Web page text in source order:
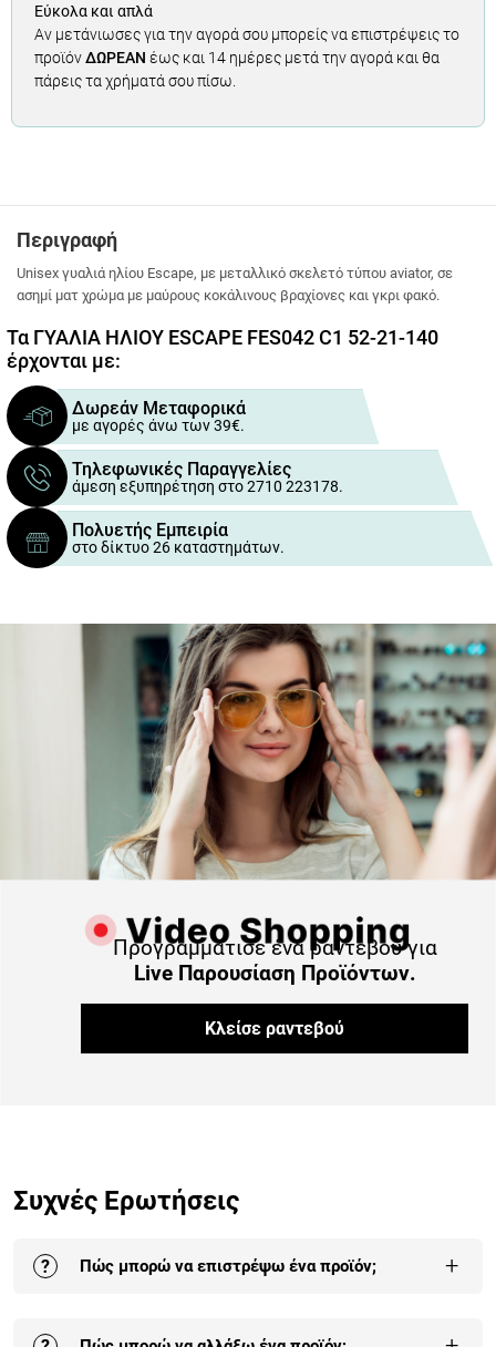
Εύκολα και απλά
Αν μετάνιωσες για την αγορά σου μπορείς να επιστρέψεις το
προϊόνΔΩΡΕΑΝ έως και 14 ημέρες μετά την αγορά και θα
πάρεις τα χρήματά σου πίσω.
Περιγραφή
Unisex γυαλιά ηλίου Escape, με μεταλλικό σκελετό τύπου aviator, σε
ασημί ματ χρώμα με μαύρους κοκάλινους βραχίονες και γκρι φακό.
Τα ΓΥΑΛΙΑ ΗΛΙΟΥ ESCAPE FES042 C1 52-21-140
έρχονται με:
Δωρεάν Μεταφορικά
με αγορές άνω των 39€.
Τηλεφωνικές Παραγγελίες
άμεση εξυπηρέτηση στο 2710 223178.
Πολυετής Εμπειρία
στο δίκτυο 26 καταστημάτων.
Προγραμμάτισε ένα ραντεβού για
Live Παρουσίαση Προϊόντων.
Κλείσε ραντεβού
Συχνές Ερωτήσεις
? Πώς μπορώ να επιστρέψω ένα προϊόν; +